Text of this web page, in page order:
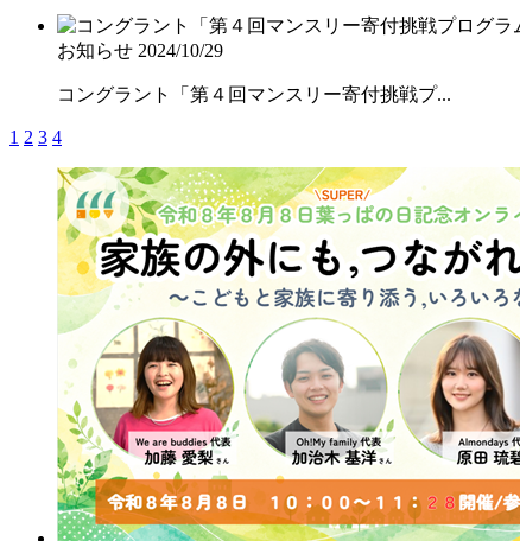
お知らせ 2024/10/29
コングラント「第４回マンスリー寄付挑戦プ...
1 2 3 4